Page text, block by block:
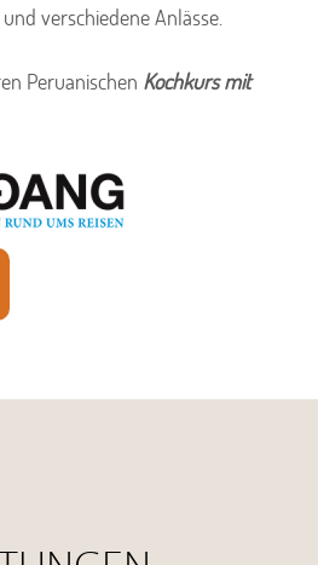
verschiedene Anlässe.
Peruanischen Kochkurs mit